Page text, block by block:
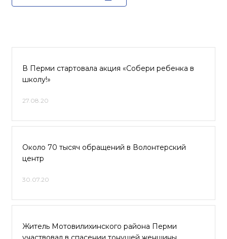
В Перми стартовала акция «Собери ребенка в
школу!»
27.08.20
Около 70 тысяч обращений в Волонтерский
центр
30.07.20
Житель Мотовилихинского района Перми